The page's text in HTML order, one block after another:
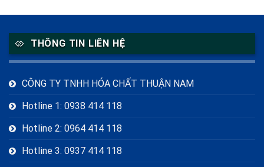
THÔNG TIN LIÊN HỆ
CÔNG TY TNHH HÓA CHẤT THUẬN NAM
Hotline 1: 0938 414 118
Hotline 2: 0964 414 118
Hotline 3: 0937 414 118